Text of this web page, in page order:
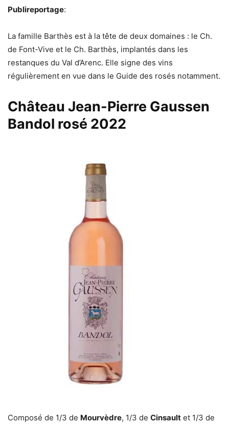
Publireportage:
La famille Barthès est à la tête de deux domaines : le Ch.
de Font-Vive et le Ch. Barthès, implantés dans les
restanques du Val d’Arenc. Elle signe des vins
régulièrement en vue dans le Guide des rosés notamment.
Château Jean-Pierre Gaussen
Bandol rosé 2022
Composé de 1/3 de Mourvèdre, 1/3 de Cinsault et 1/3 de